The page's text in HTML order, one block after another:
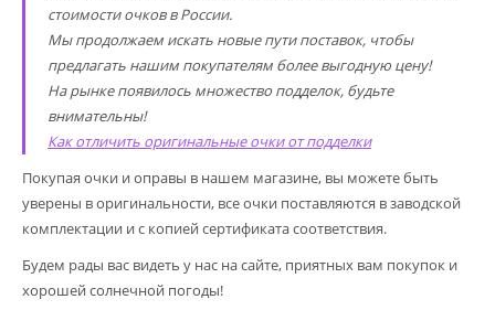
стоимости очков в России.
Мы продолжаем искать новые пути поставок, чтобы
предлагать нашим покупателям более выгодную цену!
На рынке появилось множество подделок, будьте
внимательны!
Как отличить оригинальные очки от подделки
Покупая очки и оправы в нашем магазине, вы можете быть
уверены в оригинальности, все очки поставляются в заводской
комплектации и с копией сертификата соответствия.
Будем рады вас видеть у нас на сайте, приятных вам покупок и
хорошей солнечной погоды!